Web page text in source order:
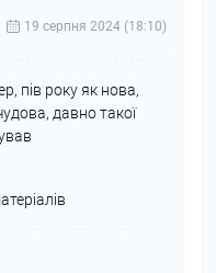
19 серпня 2024 (18:10)
пів року як нова,
давно такої